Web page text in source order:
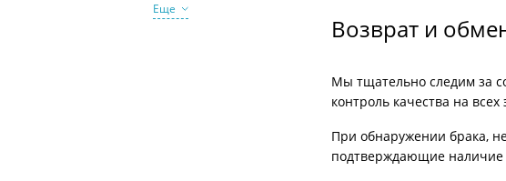
Еще
Возврат и
Мы тщательно следим за
контроль качества на
При обнаружении брака,
подтверждающие наличие